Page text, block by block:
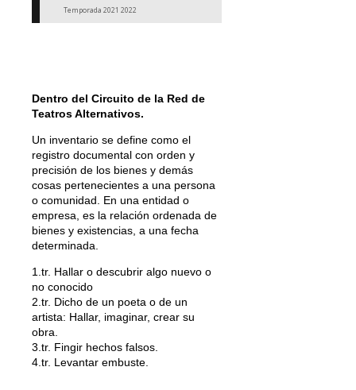
Temporada 2021 2022
Dentro del Circuito de la Red de
Teatros Alternativos.
Un inventario se define como el
registro documental con orden y
precisión de los bienes y demás
cosas pertenecientes a una persona
o comunidad. En una entidad o
empresa, es la relación ordenada de
bienes y existencias, a una fecha
determinada.
1.tr. Hallar o descubrir algo nuevo o
no conocido
2.tr. Dicho de un poeta o de un
artista: Hallar, imaginar, crear su
obra.
3.tr. Fingir hechos falsos.
4.tr. Levantar embuste.